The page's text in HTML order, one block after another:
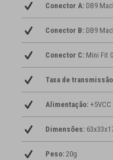
Conector A:DB9
Conector B:DB9
Conector C:Mini Fit
Taxa de
Alimentação:+5VCC
Dimensões:
Peso:20g